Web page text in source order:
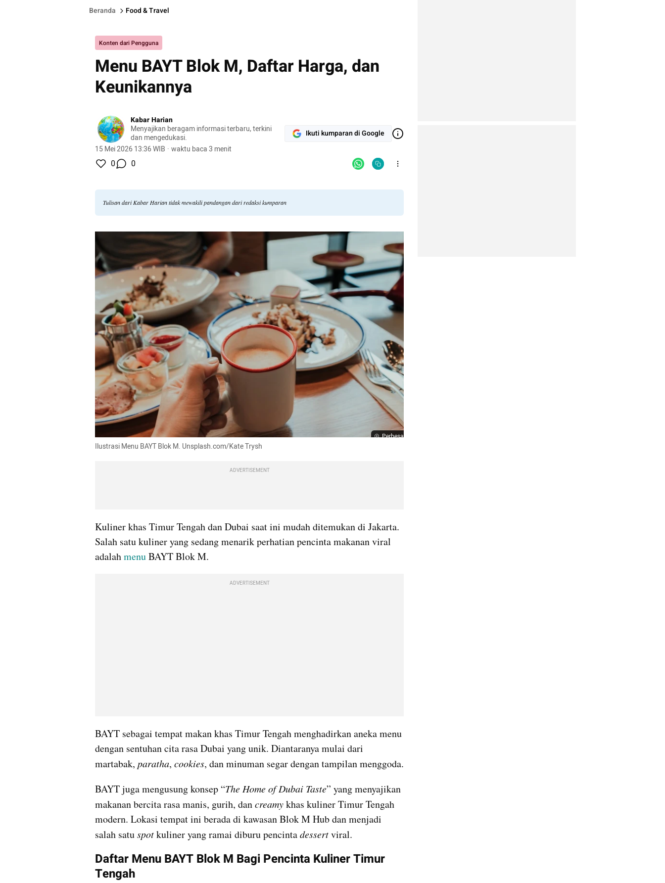
Beranda Food & Travel
Konten dari Pengguna
Menu BAYT Blok M, Daftar Harga, dan
Keunikannya
Kabar Harian
Menyajikan beragam informasi terbaru, terkini
dan mengedukasi.
15 Mei 2026 13:36 WIB · waktu baca 3 menit
Ikuti kumparan di Google
0 0
Tulisan dari Kabar Harian tidak mewakili pandangan dari redaksi kumparan
Perbesar
Ilustrasi Menu BAYT Blok M. Unsplash.com/Kate Trysh
ADVERTISEMENT
Kuliner khas Timur Tengah dan Dubai saat ini mudah ditemukan di Jakarta.
Salah satu kuliner yang sedang menarik perhatian pencinta makanan viral
adalah menu BAYT Blok M.
ADVERTISEMENT
BAYT sebagai tempat makan khas Timur Tengah menghadirkan aneka menu
dengan sentuhan cita rasa Dubai yang unik. Diantaranya mulai dari
martabak, paratha, cookies, dan minuman segar dengan tampilan menggoda.
BAYT juga mengusung konsep “The Home of Dubai Taste” yang menyajikan
makanan bercita rasa manis, gurih, dan creamy khas kuliner Timur Tengah
modern. Lokasi tempat ini berada di kawasan Blok M Hub dan menjadi
salah satu spot kuliner yang ramai diburu pencinta dessert viral.
Daftar Menu BAYT Blok M Bagi Pencinta Kuliner Timur
Tengah